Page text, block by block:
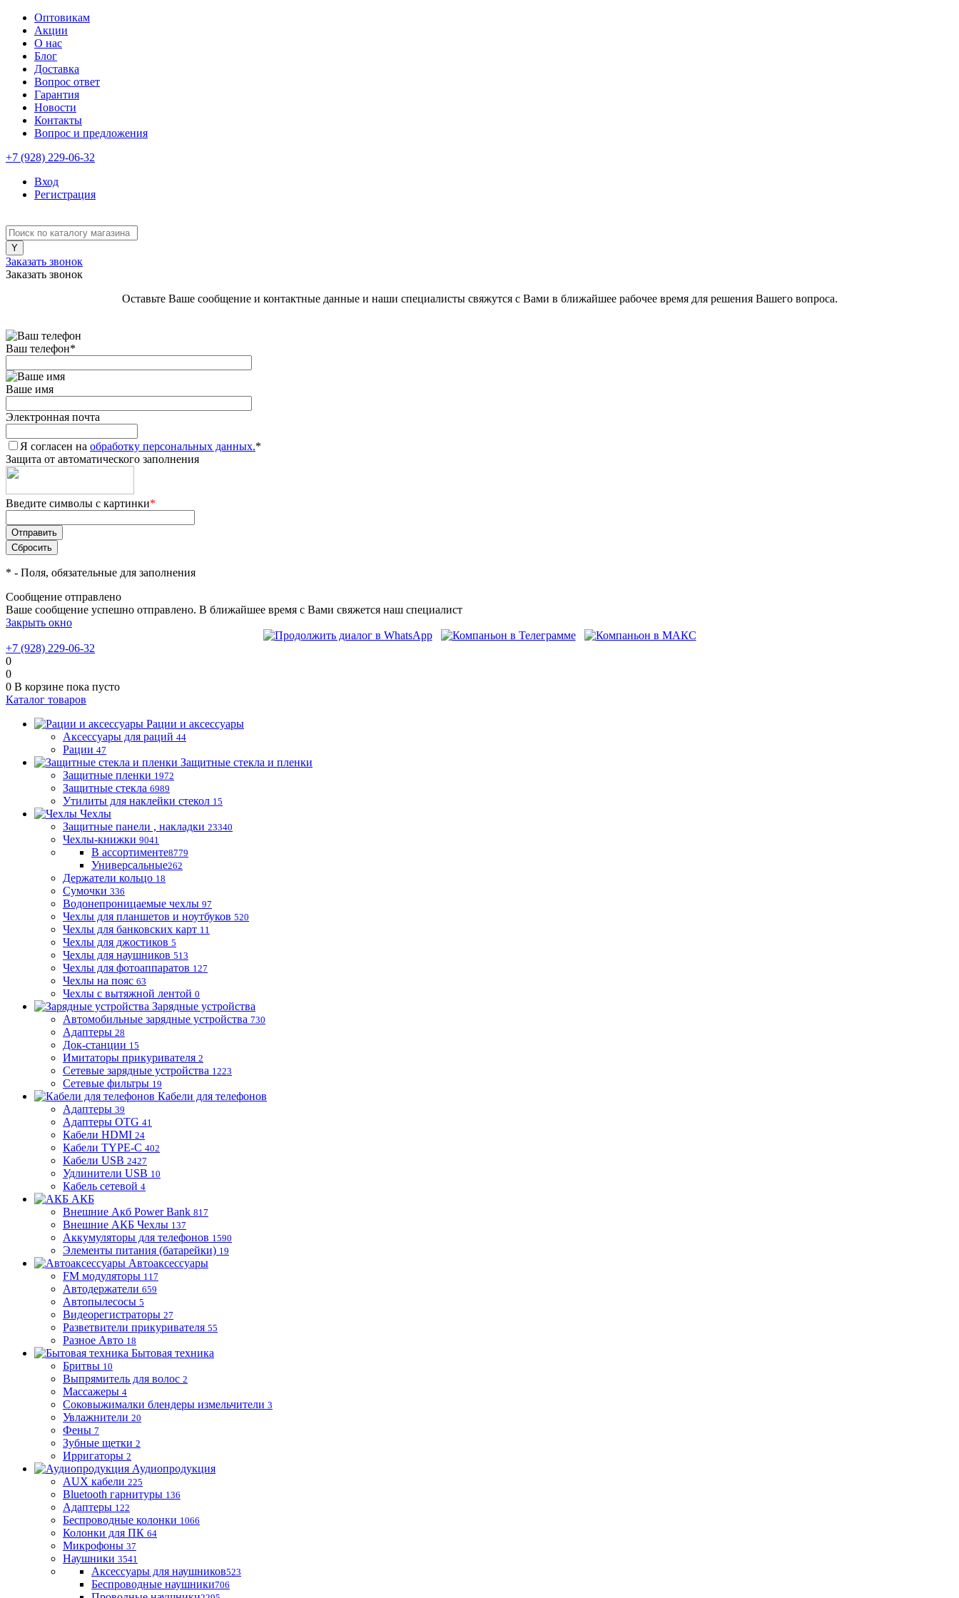
Оптовикам
Акции
О нас
Блог
Доставка
Вопрос ответ
Гарантия
Новости
Контакты
Вопрос и предложения
+7 (928) 229-06-32
Вход
Регистрация
Заказать звонок
Заказать звонок
Оставьте Ваше сообщение и контактные данные и наши специалисты свяжутся с Вами в ближайшее рабочее время для решения Вашего вопроса.
Ваш телефон*
Ваше имя
Электронная почта
Я согласен на обработку персональных данных.*
Защита от автоматического заполнения
Введите символы с картинки*
* - Поля, обязательные для заполнения
Сообщение отправлено
Ваше сообщение успешно отправлено. В ближайшее время с Вами свяжется наш специалист
Закрыть окно
+7 (928) 229-06-32
0
0
0 В корзине пока пусто
Каталог товаров
Рации и аксессуары
Аксессуары для раций 44
Рации 47
Защитные стекла и пленки
Защитные пленки 1972
Защитные стекла 6989
Утилиты для наклейки стекол 15
Чехлы
Защитные панели , накладки 23340
Чехлы-книжки 9041
В ассортименте8779
Универсальные262
Держатели кольцо 18
Сумочки 336
Водонепроницаемые чехлы 97
Чехлы для планшетов и ноутбуков 520
Чехлы для банковских карт 11
Чехлы для джостиков 5
Чехлы для наушников 513
Чехлы для фотоаппаратов 127
Чехлы на пояс 63
Чехлы с вытяжной лентой 0
Зарядные устройства
Автомобильные зарядные устройства 730
Адаптеры 28
Док-станции 15
Имитаторы прикуривателя 2
Сетевые зарядные устройства 1223
Сетевые фильтры 19
Кабели для телефонов
Адаптеры 39
Адаптеры OTG 41
Кабели HDMI 24
Кабели TYPE-C 402
Кабели USB 2427
Удлинители USB 10
Кабель сетевой 4
АКБ
Внешние Акб Power Bank 817
Внешние АКБ Чехлы 137
Аккумуляторы для телефонов 1590
Элементы питания (батарейки) 19
Автоаксессуары
FM модуляторы 117
Автодержатели 659
Автопылесосы 5
Видеорегистраторы 27
Разветвители прикуривателя 55
Разное Авто 18
Бытовая техника
Бритвы 10
Выпрямитель для волос 2
Массажеры 4
Соковыжималки блендеры измельчители 3
Увлажнители 20
Фены 7
Зубные щетки 2
Ирригаторы 2
Аудиопродукция
AUX кабели 225
Bluetooth гарнитуры 136
Адаптеры 122
Беспроводные колонки 1066
Колонки для ПК 64
Микрофоны 37
Наушники 3541
Аксессуары для наушников523
Беспроводные наушники706